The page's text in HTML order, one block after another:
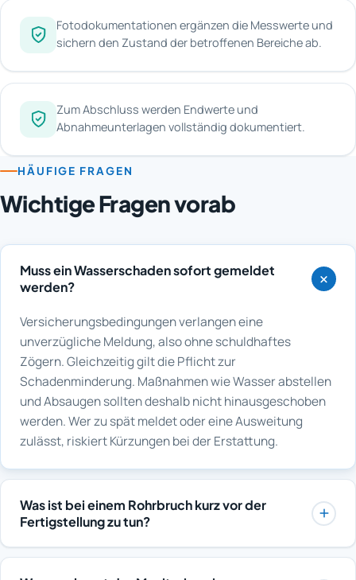
Fotodokumentationen ergänzen die Messwerte und
sichern den Zustand der betroffenen Bereiche ab.
Zum Abschluss werden Endwerte und
Abnahmeunterlagen vollständig dokumentiert.
HÄUFIGE FRAGEN
Wichtige Fragen vorab
Muss ein Wasserschaden sofort gemeldet
werden?
Versicherungsbedingungen verlangen eine
unverzügliche Meldung, also ohne schuldhaftes
Zögern. Gleichzeitig gilt die Pflicht zur
Schadenminderung. Maßnahmen wie Wasser abstellen
und Absaugen sollten deshalb nicht hinausgeschoben
werden. Wer zu spät meldet oder eine Ausweitung
zulässt, riskiert Kürzungen bei der Erstattung.
Was ist bei einem Rohrbruch kurz vor der
Fertigstellung zu tun?
Zuerst wird die Leckage lokalisiert und der Rohrbruch
instand gesetzt, damit kein weiteres Wasser nachläuft.